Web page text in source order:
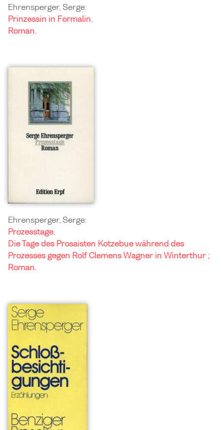
Ehrensperger, Serge:
Prinzessin in Formalin.
Roman.
Ehrensperger, Serge:
Prozesstage.
Die Tage des Prosaisten Kotzebue während des
Prozesses gegen Rolf Clemens Wagner in Winterthur ;
Roman.